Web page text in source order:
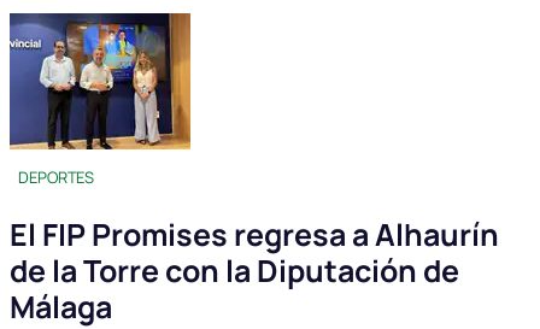
DEPORTES
El FIP Promises regresa a Alhaurín
de la Torre con la Diputación de
Málaga